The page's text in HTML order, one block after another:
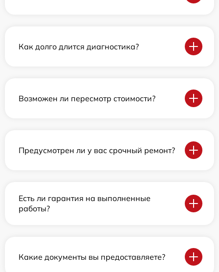
Как долго длится диагностика?
Возможен ли пересмотр стоимости?
Предусмотрен ли у вас срочный ремонт?
Есть ли гарантия на выполненные
работы?
Какие документы вы предоставляете?